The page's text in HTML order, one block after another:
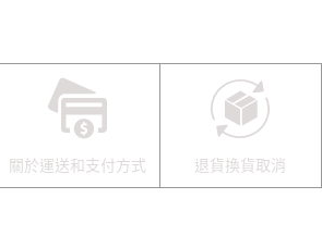
關於運送和支付方式 退貨換貨取消